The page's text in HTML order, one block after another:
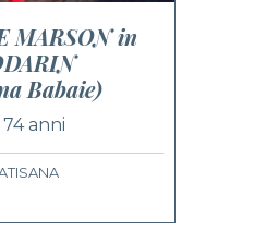
MARSON in
Babaie)
anni